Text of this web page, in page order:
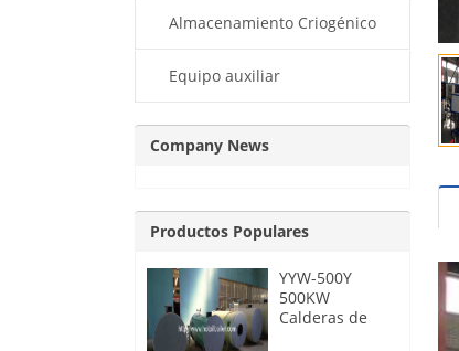
Almacenamiento Criogénico
DewarEquipo auxiliar
Company News
Productos Populares
YYW-500Y
500KW
Calderas de